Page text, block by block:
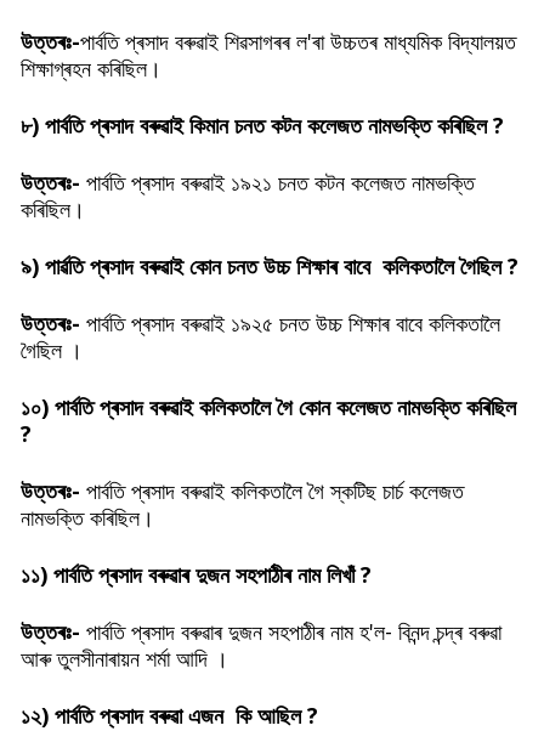
উত্তৰঃ-পাৰ্বতি প্ৰসাদ বৰুৱাই শিৱসাগৰৰ ল'ৰা উচ্চতৰ মাধ্যমিক বিদ্যালয়ত
শিক্ষাগ্ৰহন কৰিছিল।
৮) পাৰ্বতি প্ৰসাদ বৰুৱাইকিমান চনত কটন কলেজত নামভক্তি কৰিছিল ?
উত্তৰঃ- পাৰ্বতি প্ৰসাদ বৰুৱাই ১৯২১ চনত কটন কলেজত নামভক্তি
কৰিছিল।
৯) পাৰ্ৱতি প্ৰসাদ বৰুৱাই কোন চনতউচ্চ শিক্ষাৰ বাবে কলিকতালৈ গৈছিল ?
উত্তৰঃ- পাৰ্বতি প্ৰসাদ বৰুৱাই১৯২৫ চনত উচ্চ শিক্ষাৰ বাবে কলিকতালৈ
গৈছিল ।
১০) পাৰ্বতি প্ৰসাদ বৰুৱাইকলিকতালৈ গৈ কোন কলেজত নামভক্তি কৰিছিল
?
উত্তৰঃ- পাৰ্বতি প্ৰসাদ বৰুৱাই কলিকতালৈ গৈ স্কটিছ চাৰ্চ কলেজত
নামভক্তি কৰিছিল।
১১) পাৰ্বতি প্ৰসাদ বৰুৱাৰ দুজন সহপাঠীৰ নাম লিখাঁ ?
উত্তৰঃ- পাৰ্বতি প্ৰসাদ বৰুৱাৰ দুজন সহপাঠীৰ নাম হ'ল- বিনন্দ চন্দ্ৰ বৰুৱা
আৰু তুলসীনাৰায়ন শৰ্মা আদি ।
১২) পাৰ্বতি প্ৰসাদ বৰুৱা এজন কি আছিল ?